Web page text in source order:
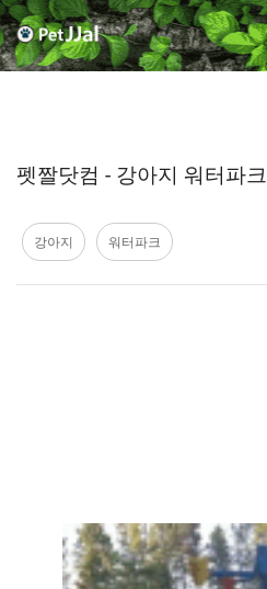
펫짤닷컴 - 강아지 워터파크
강아지 워터파크